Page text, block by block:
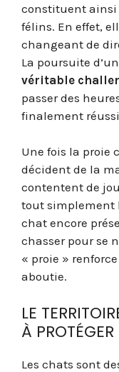
constituent ainsi
félins. En effet,
changeant de
La poursuite
véritable
passer des
finalement
Une fois la proie
décident de la
contentent de
tout simplement
chat encore
chasser pour se
« proie »
aboutie.
LE
À PROTÉGER
Les chats sont